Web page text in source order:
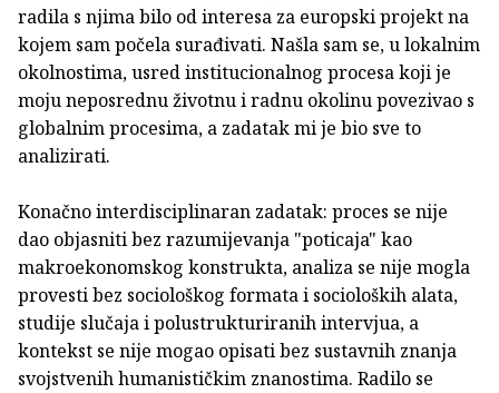
radila s njima bilo od interesa za europski projekt na
kojem sam počela surađivati. Našla sam se, u lokalnim
okolnostima, usred institucionalnog procesa koji je
moju neposrednu životnu i radnu okolinu povezivao s
globalnim procesima, a zadatak mi je bio sve to
analizirati.
Konačno interdisciplinaran zadatak: proces se nije
dao objasniti bez razumijevanja "poticaja" kao
makroekonomskog konstrukta, analiza se nije mogla
provesti bez sociološkog formata i socioloških alata,
studije slučaja i polustrukturiranih intervjua, a
kontekst se nije mogao opisati bez sustavnih znanja
svojstvenih humanističkim znanostima. Radilo se